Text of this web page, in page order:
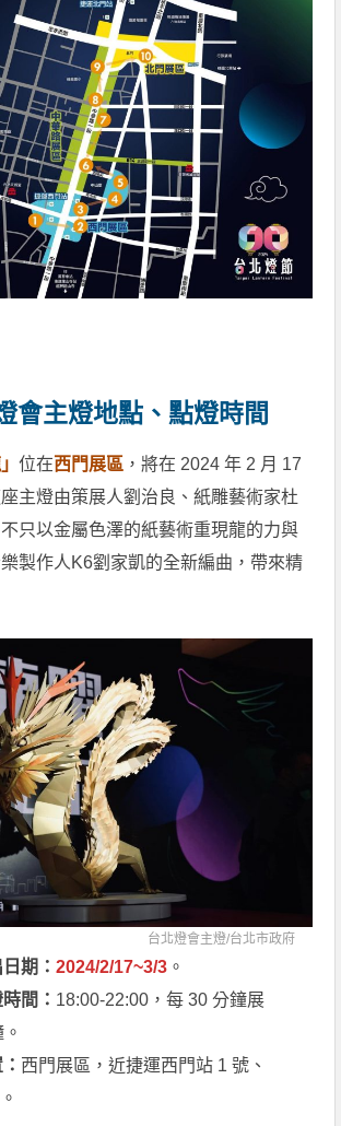
會主燈地點、點燈時間
」位在西門展區 ，將在 2024 年 2 月 17
主燈由策展人劉治良、紙雕藝術家杜
只以金屬色澤的紙藝術重現龍的力與
製作人K6劉家凱的全新編曲，帶來精
台北燈會主燈/台北市政府
日期：2024/2/17~3/3 。
間： 18:00-22:00，每 30 分鐘展
西門展區，近捷運西門站 1 號、